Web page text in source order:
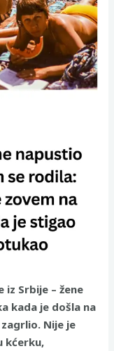
Srbije – žene
kada je došla na
Nije je
kćerku,